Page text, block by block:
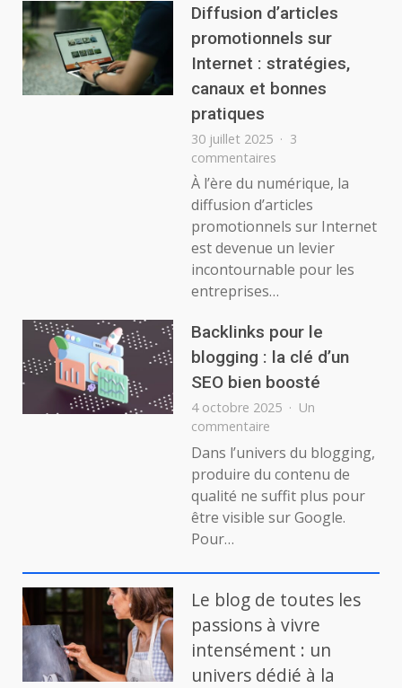
le
netlinking
dans
votre
stratégie
Diffusion d’articles
promotionnels sur
Internet : stratégies,
canaux et bonnes
pratiques
30 juillet 2025
3
commentaires
Diffusion
d’articles
promotionnels
sur
Internet
:
et
pratiques
À l’ère du numérique, la
diffusion d’articles
promotionnels sur Internet
est devenue un levier
incontournable pour les
entreprises…
Backlinks pour le
blogging : la clé d’un
SEO bien boosté
4 octobre 2025
Un
commentaire
Backlinks
pour
le
blogging
:
d’un
SEO
bien
boosté
Dans l’univers du blogging,
produire du contenu de
qualité ne suffit plus pour
être visible sur Google.
Pour…
Le blog de toutes les
passions à vivre
intensément : un
univers dédié à la